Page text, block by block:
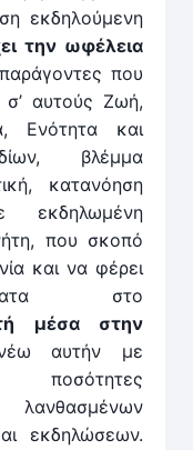
εκδηλούμενη
την ωφέλεια
που
αυτούς Ζωή,
Ενότητα και
βλέμμα
κατανόηση
εκδηλωμένη
που σκοπό
και να φέρει
στο
μέσα στην
αυτήν με
ποσότητες
εκδηλώσεων.